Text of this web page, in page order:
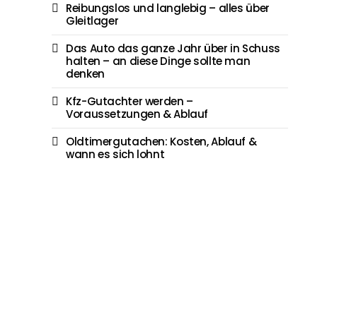
Reibungslos und langlebig – alles über
Gleitlager
Das Auto das ganze Jahr über in Schuss
halten – an diese Dinge sollte man
denken
Kfz-Gutachter werden –
Voraussetzungen & Ablauf
Oldtimergutachen: Kosten, Ablauf &
wann es sich lohnt